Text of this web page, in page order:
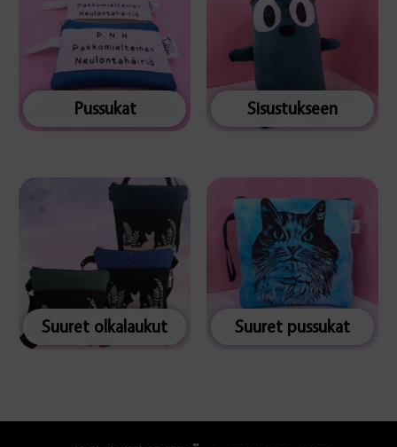
Pussukat Sisustukseen
Suuret olkalaukut Suuret pussukat